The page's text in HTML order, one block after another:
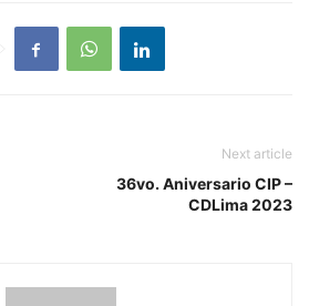
Next article
36vo. Aniversario CIP –
CDLima 2023